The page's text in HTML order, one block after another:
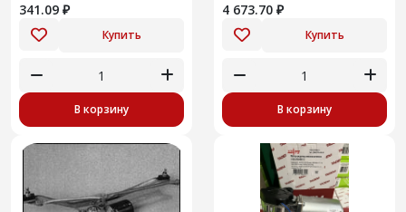
341.09 ₽
Купить
В корзину
4 673.70 ₽
Купить
В корзину